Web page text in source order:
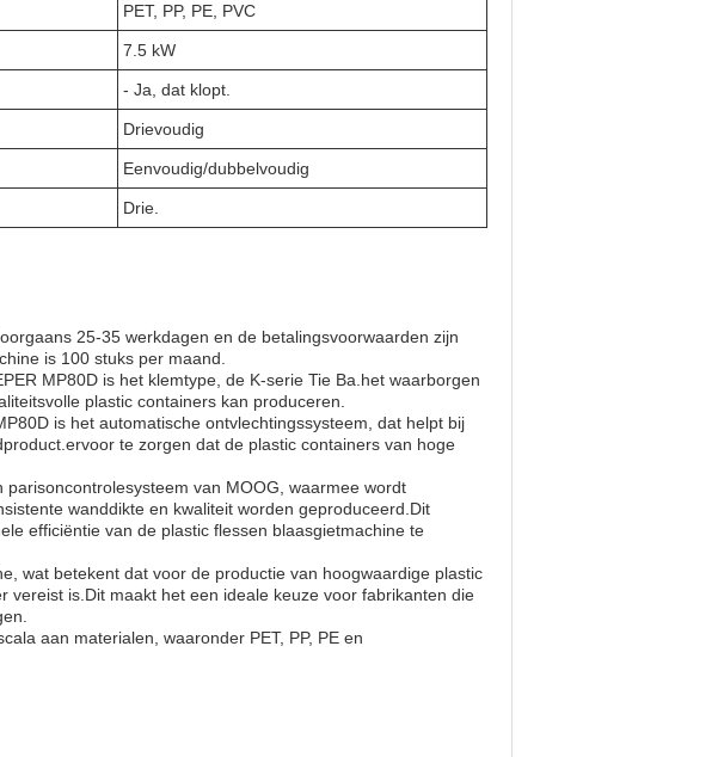
PET, PP, PE, PVC
7.5 kW
- Ja, dat klopt.
Drievoudig
Eenvoudig/dubbelvoudig
Drie.
25-35 werkdagen en de betalingsvoorwaarden zijn
is 100 stuks per maand.
MP80D is het klemtype, de K-serie Tie Ba.het waarborgen
plastic containers kan produceren.
is het automatische ontvlechtingssysteem, dat helpt bij
te zorgen dat de plastic containers van hoge
van MOOG, waarmee wordt
wanddikte en kwaliteit worden geproduceerd.Dit
efficiëntie van de plastic flessen blaasgietmachine te
wat betekent dat voor de productie van hoogwaardige plastic
vereist is.Dit maakt het een ideale keuze voor fabrikanten die
aan materialen, waaronder PET, PP, PE en